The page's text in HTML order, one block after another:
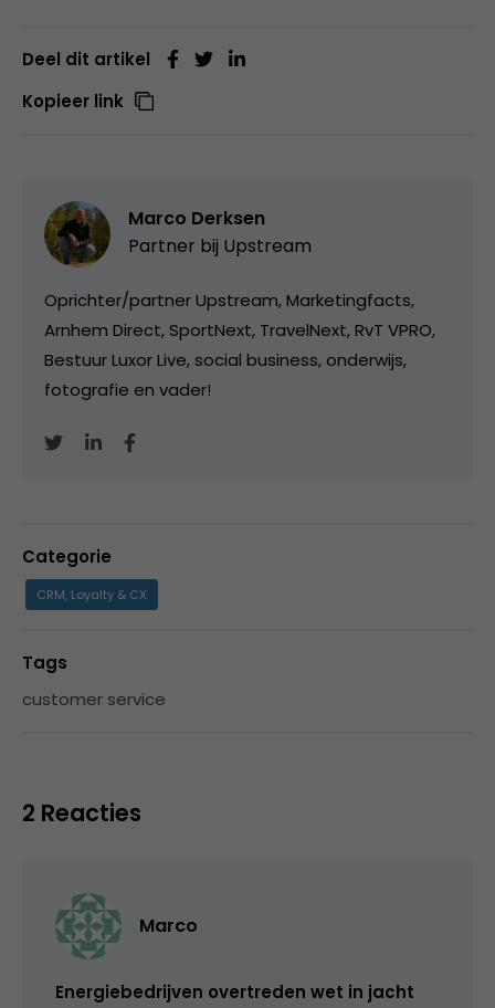
Deel dit artikel
Kopieer link
Marco Derksen
Partner bij Upstream
Oprichter/partner Upstream, Marketingfacts,
Arnhem Direct, SportNext, TravelNext, RvT VPRO,
Bestuur Luxor Live, social business, onderwijs,
fotografie en vader!
Categorie
CRM, Loyalty & CX
Tags
customer service
2 Reacties
Marco
Energiebedrijven overtreden wet in jacht